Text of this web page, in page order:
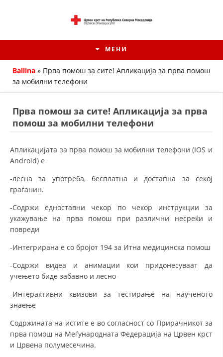
МЕНИ
ИСТОРИЈАТ НА ДВИЖЕЊЕТО
КОНТАКТ ИНФОРМАЦИИ
ЧЛЕНСТВО ВО ПРОФЕСИОНАЛНИ ТЕЛА
СТАТУТ НА ЦКРМ
Ballina » Прва помош за сите! Апликација за прва помош
за мобилни телефони
Прва помош за сите! Апликација за прва
помош за мобилни телефони
Апликацијата за прва помош за мобилни телефони (IOS и
Android) е
-лесна за употреба, бесплатна и достапна за секој
граѓанин.
-Содржи едноставни чекор по чекор инструкции за
укажување на прва помош при различни несреќи и
повреди
-Интегриранa e со бројот 194 за Итна медицинска помош
-Содржи видеа и анимации кои придонесуваат да
учењето биде забавно и лесно
-Интерактивни квизови за тестирање на наученото
знаење
Содржината на истите е во согласност со Прирачникот за
прва помош на Меѓународната Федерација на Црвен крст
и Црвена полумесечина.